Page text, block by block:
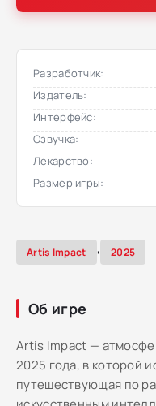
Разработчик:
Издатель:
Интерфейс:
Озвучка:
Лекарство:
Размер игры:
Artis Impact , 2025
Об игре
Artis Impact —
2025 года, в которой
путешествующая по